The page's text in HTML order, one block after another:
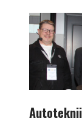
Autotekniikan
osaajat
koolla
Lahdessa